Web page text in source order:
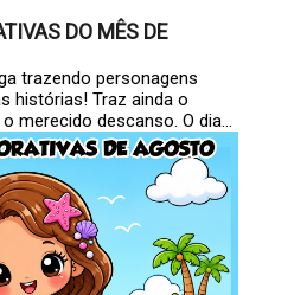
DO MÊS DE
trazendo personagens
histórias! Traz ainda o
merecido descanso. O dia...